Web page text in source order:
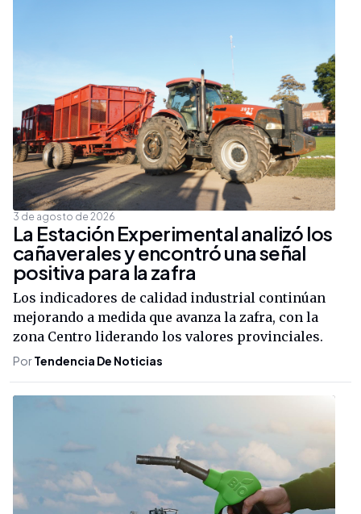
3 de agosto de 2026
La Estación Experimental analizó los
cañaverales y encontró una señal
positiva para la zafra
Los indicadores de calidad industrial continúan
mejorando a medida que avanza la zafra, con la
zona Centro liderando los valores provinciales.
PorTendencia De Noticias